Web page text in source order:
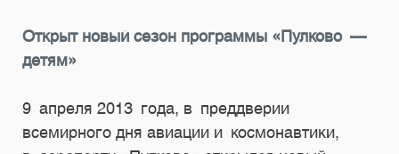
Открыт новый сезон программы «Пулково —
детям»
9 апреля 2013 года, в преддверии
всемирного дня авиации и космонавтики,